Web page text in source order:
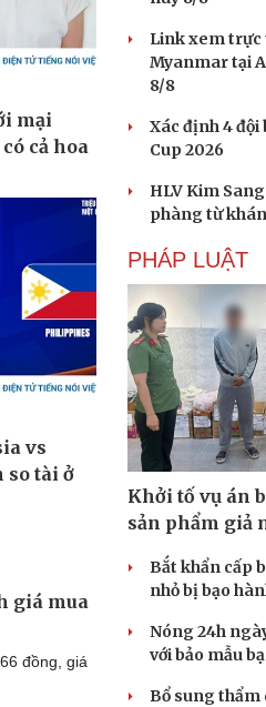
giá mua
đồng, giá
Link xem trực
Myanmar tại
8/8
Xác định 4 đội
Cup 2026
HLV Kim
phàng từ
PHÁP LUẬT
Khởi tố vụ án
sản phẩm giả
Bắt khẩn cấp
nhỏ bị bạo
Nóng 24h
với bảo mẫu
Bổ sung thẩm